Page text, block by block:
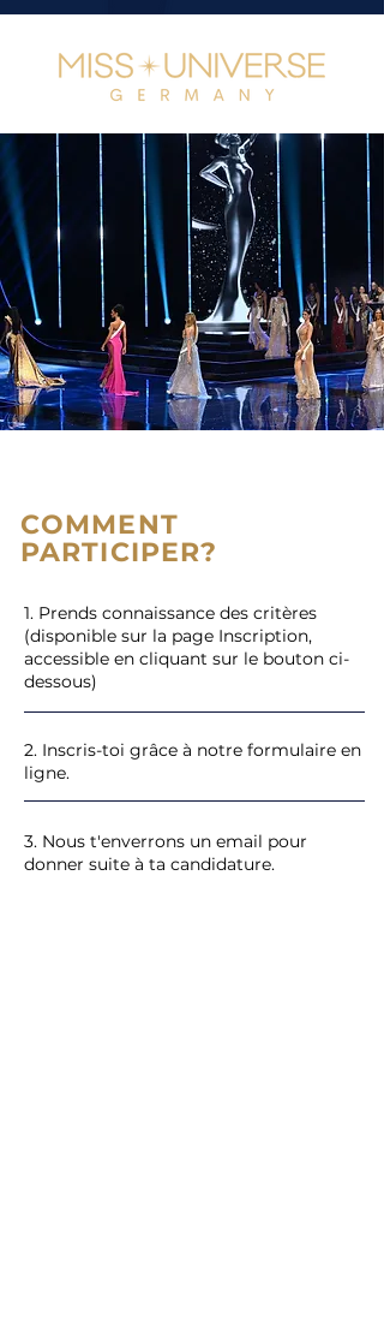
COMMENT
PARTICIPER?
1. Prends connaissance des critères
(disponible sur la page Inscription,
accessible en cliquant sur le bouton ci-
dessous)
2. Inscris-toi grâce à notre formulaire en
ligne.
​​3. Nous t'enverrons un email pour
donner suite à ta candidature.